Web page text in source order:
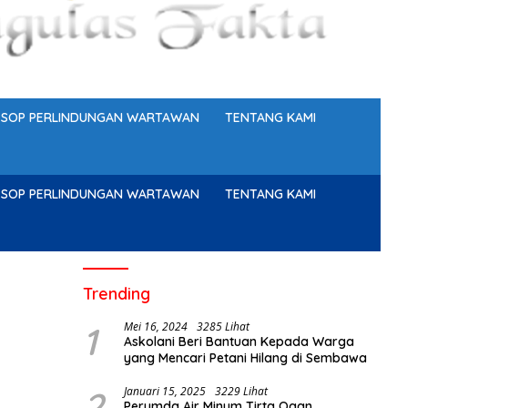
SOP PERLINDUNGAN WARTAWAN TENTANG KAMI
SOP PERLINDUNGAN WARTAWAN TENTANG KAMI
Trending
1 Mei 16, 2024 3285 Lihat
Askolani Beri Bantuan Kepada Warga
yang Mencari Petani Hilang di Sembawa
Januari 15, 2025 3229 Lihat